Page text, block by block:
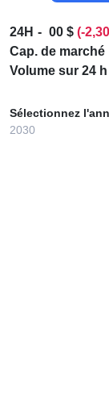
24H 00 $ (-
Cap. de marché
Volume sur 24 h
Sélectionnez
2030